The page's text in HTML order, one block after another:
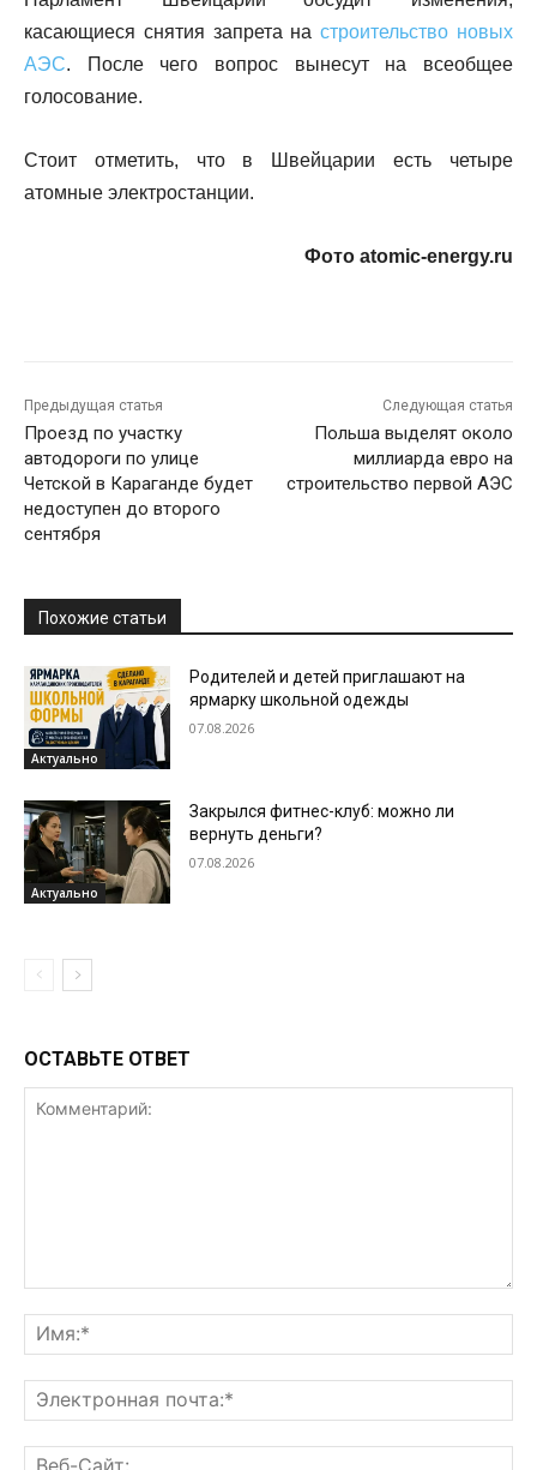
касающиеся снятия запрета настроительство новых
АЭС. После чего вопрос вынесут на всеобщее
голосование.
Стоит отметить, что в Швейцарии есть четыре
атомные электростанции.
Фото atomic-energy.ru
Предыдущая статья
Проезд по участку
автодороги по улице
Четской в Караганде будет
недоступен до второго
сентября
Следующая статья
Польша выделят около
миллиарда евро на
строительство первой АЭС
Похожие статьи
Актуально
Родителей и детей приглашают на
ярмарку школьной одежды
07.08.2026
Актуально
Закрылся фитнес-клуб: можно ли
вернуть деньги?
07.08.2026
ОСТАВЬТЕ ОТВЕТ